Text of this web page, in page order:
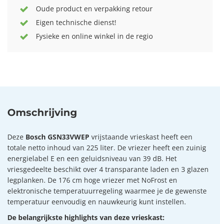
Oude product en verpakking retour
Eigen technische dienst!
Fysieke en online winkel in de regio
Omschrijving
Deze Bosch GSN33VWEP vrijstaande vrieskast heeft een
totale netto inhoud van 225 liter. De vriezer heeft een zuinig
energielabel E en een geluidsniveau van 39 dB. Het
vriesgedeelte beschikt over 4 transparante laden en 3 glazen
legplanken. De 176 cm hoge vriezer met NoFrost en
elektronische temperatuurregeling waarmee je de gewenste
temperatuur eenvoudig en nauwkeurig kunt instellen.
De belangrijkste highlights van deze vrieskast: